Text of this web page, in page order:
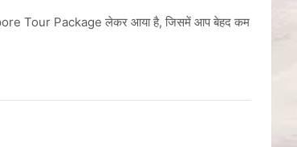
Tour Package लेकर आया है, जिसमें आप बेहद कम